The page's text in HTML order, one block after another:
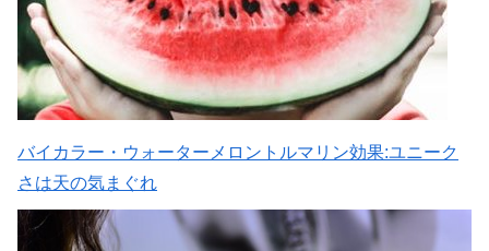
バイカラー・ウォーターメロントルマリン効果:ユニーク
さは天の気まぐれ